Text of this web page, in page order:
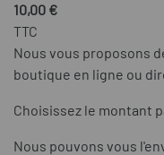
10,00 €
TTC
Nous vous proposons
boutique en ligne ou
Choisissez le montant
Nous pouvons vous